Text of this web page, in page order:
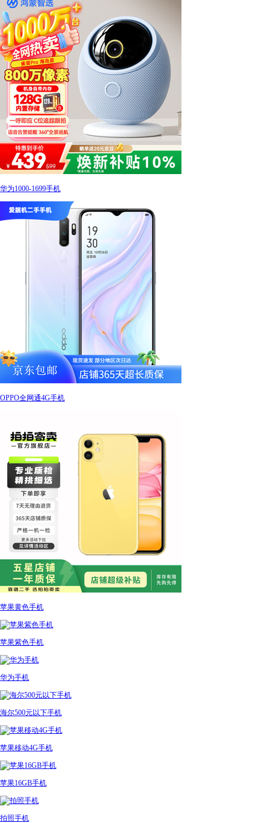
华为1000-1699手机
OPPO全网通4G手机
苹果黄色手机
苹果紫色手机
华为手机
海尔500元以下手机
苹果移动4G手机
苹果16GB手机
拍照手机